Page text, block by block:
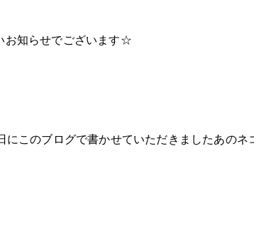
お知らせでございます☆
にこのブログで書かせていただきましたあのネ